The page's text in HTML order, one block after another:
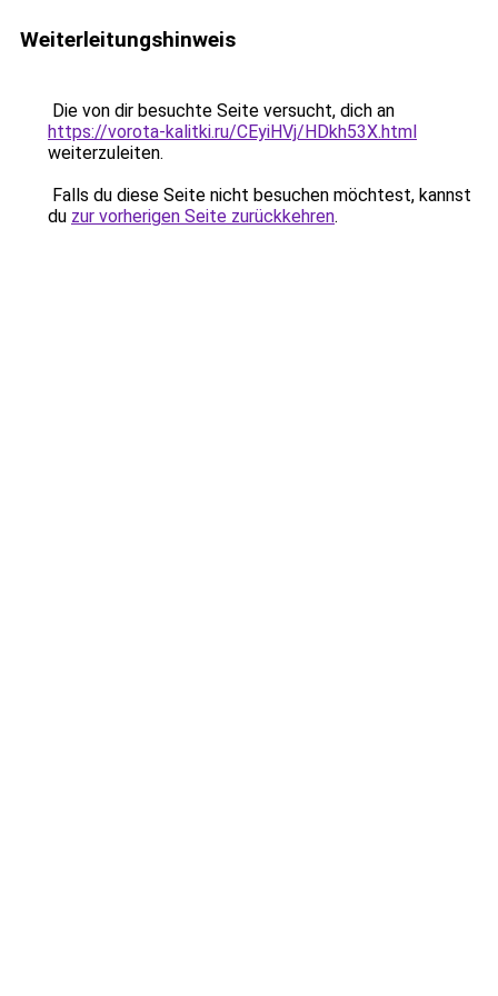
Weiterleitungshinweis
Die von dir besuchte Seite versucht, dich an
https://vorota-kalitki.ru/CEyiHVj/HDkh53X.html
weiterzuleiten.
Falls du diese Seite nicht besuchen möchtest, kannst
du zur vorherigen Seite zurückkehren.